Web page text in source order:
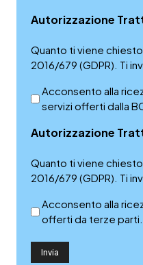
Autorizzazione
Quanto ti viene
2016/679 (GDPR). Ti
Acconsento alla
servizi offerti dalla
Autorizzazione
Quanto ti viene
2016/679 (GDPR). Ti
Acconsento alla
offerti da terze parti.